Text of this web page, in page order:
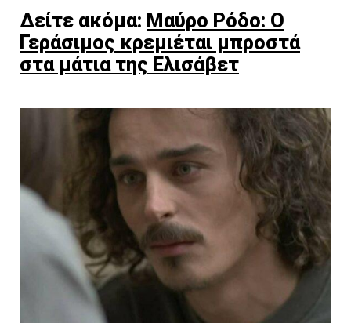
Δείτε ακόμα: Μαύρο Ρόδο: Ο
Γεράσιμος κρεμιέται μπροστά
στα μάτια της Ελισάβετ